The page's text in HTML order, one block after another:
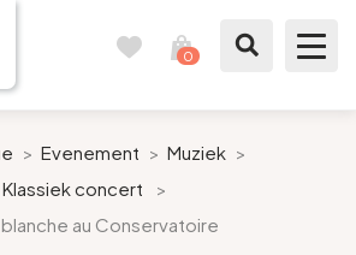
0
> Evenement > Muziek >
Klassiek concert
>
au Conservatoire